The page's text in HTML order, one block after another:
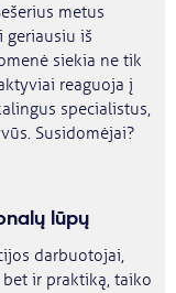
metus
geriausiu iš
siekia ne tik
reaguoja į
specialistus,
Susidomėjai?
lūpų
darbuotojai,
ir praktiką, taiko